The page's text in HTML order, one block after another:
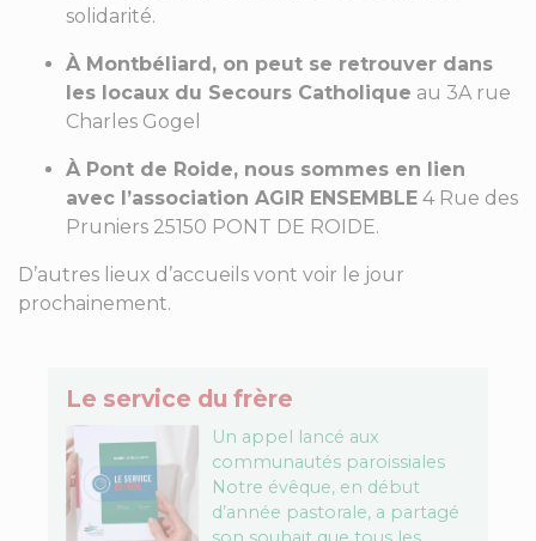
solidarité.
À Montbéliard, on peut se retrouver dans
les locaux du Secours Catholique au 3A rue
Charles Gogel
À Pont de Roide, nous sommes en lien
avec l’association AGIR ENSEMBLE 4 Rue des
Pruniers 25150 PONT DE ROIDE.
D’autres lieux d’accueils vont voir le jour
prochainement.
Le service du frère
Un appel lancé aux
communautés paroissiales
Notre évêque, en début
d’année pastorale, a partagé